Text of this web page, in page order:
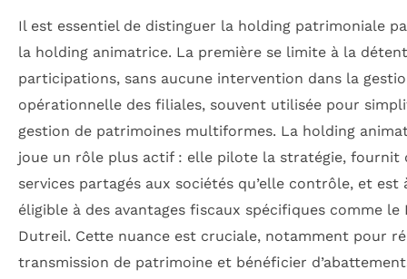
Il est essentiel de distinguer la holding patrimoniale
la holding animatrice. La première se limite à la
participations, sans aucune intervention dans la
opérationnelle des filiales, souvent utilisée pour
gestion de patrimoines multiformes. La holding
joue un rôle plus actif : elle pilote la stratégie, fournit
services partagés aux sociétés qu’elle contrôle, et est
éligible à des avantages fiscaux spécifiques comme le
Dutreil. Cette nuance est cruciale, notamment pour
transmission de patrimoine et bénéficier